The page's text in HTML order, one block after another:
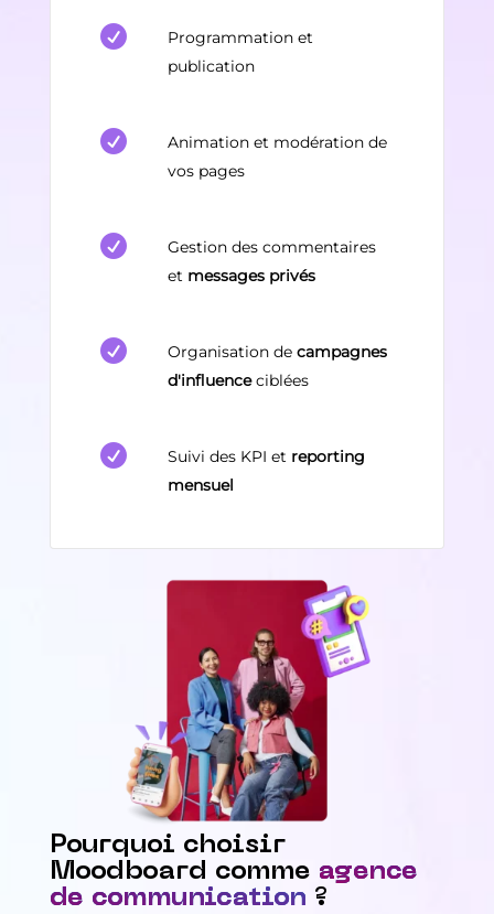

Programmation et
publication

Animation et modération de
vos pages

Gestion des commentaires
et messages privés
 Organisation decampagnes
d'influenceciblées
 Suivi des KPI et reporting
mensuel
Pourquoi choisir
Moodboard comme agence
de communication ?